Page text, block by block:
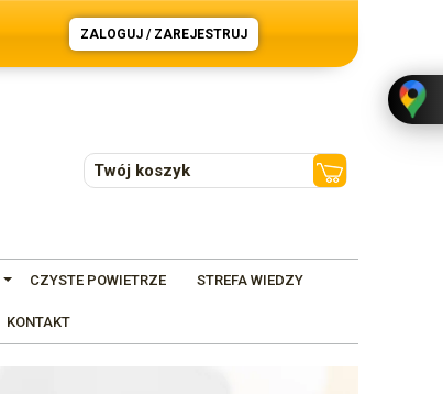
ZALOGUJ / ZAREJESTRUJ
Twój koszyk
CZYSTE POWIETRZE STREFA WIEDZY
KONTAKT